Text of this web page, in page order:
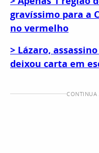
gravíssimo para a
no vermelho
> Lázaro,
deixou carta em
CONTINUA